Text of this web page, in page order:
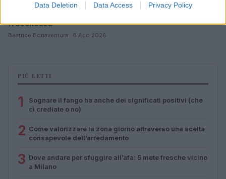
Data Deletion Data Access Privacy Policy
freschezza
Beatrice Bonaventura · 6 Ago 2026
PIÙ LETTI
1
Sognare il fango ha anche dei significati positivi (che
ci crediate o no)
2 Come valorizzare la zona giorno attraverso una scelta
consapevole dell’arredamento
3 Dove andare per sfuggire all’afa: 5 mete fresche vicino
a Milano